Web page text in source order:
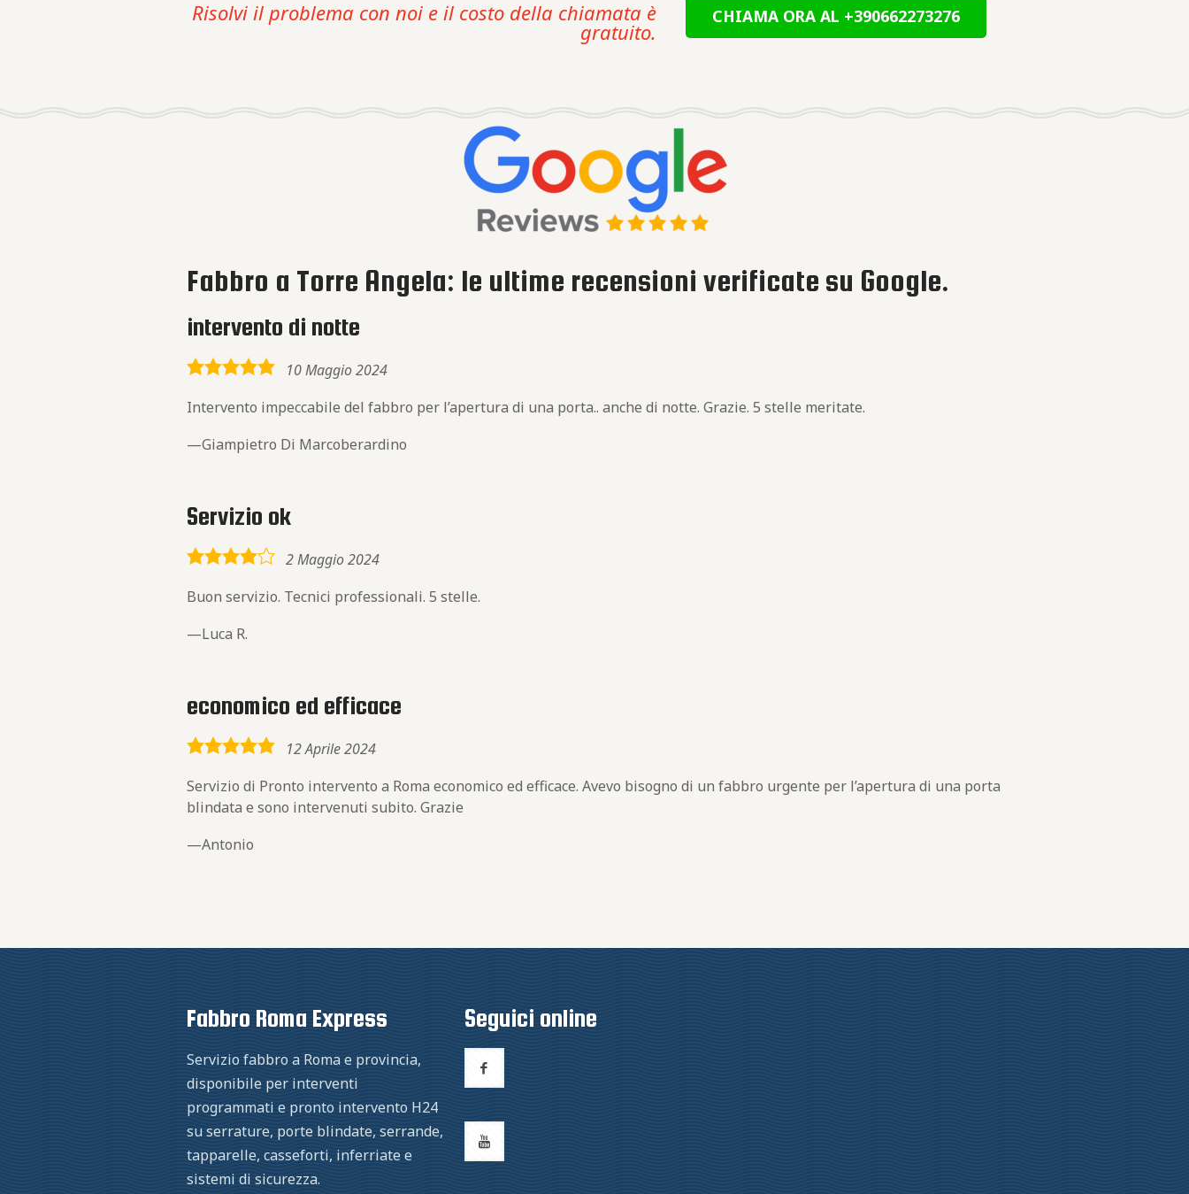
Risolvi il problema con noi e il costo della chiamata è
gratuito.
CHIAMA ORA AL +390662273276
Fabbro a Torre Angela: le ultime recensioni verificate su Google.
intervento di notte
5,0
10 Maggio 2024
Intervento impeccabile del fabbro per l’apertura di una porta.. anche di notte. Grazie. 5 stelle meritate.
Giampietro Di Marcoberardino
Servizio ok
4,0
2 Maggio 2024
Buon servizio. Tecnici professionali. 5 stelle.
Luca R.
economico ed efficace
5,0
12 Aprile 2024
Servizio di Pronto intervento a Roma economico ed efficace. Avevo bisogno di un fabbro urgente per l’apertura di una porta
blindata e sono intervenuti subito. Grazie
Antonio
Fabbro Roma Express
Servizio fabbro a Roma e provincia,
disponibile per interventi
programmati e pronto intervento H24
su serrature, porte blindate, serrande,
tapparelle, casseforti, inferriate e
sistemi di sicurezza.
Seguici online